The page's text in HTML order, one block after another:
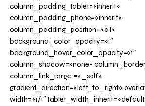
column_padding_tablet=»inherit»
column_padding_phone=»inherit»
column_padding_position=»all»
background_color_opacity=»1″
background_hover_color_opacity=»1″
column_shadow=»none»
column_link_target=»_self»
gradient_direction=»left_to_right»
width=»1/1″